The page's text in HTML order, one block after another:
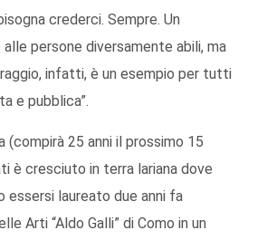
crederci. Sempre. Un
persone diversamente abili, ma
infatti, è un esempio per tutti
e pubblica”.
(compirà 25 anni il prossimo 15
è cresciuto in terra lariana dove
essersi laureato due anni fa
Arti “Aldo Galli” di Como in un